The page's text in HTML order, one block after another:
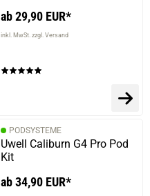
ab 29,90 EUR*
inkl. MwSt. zzgl. Versand
PODSYSTEME
Uwell Caliburn G4 Pro Pod
Kit
ab 34,90 EUR*